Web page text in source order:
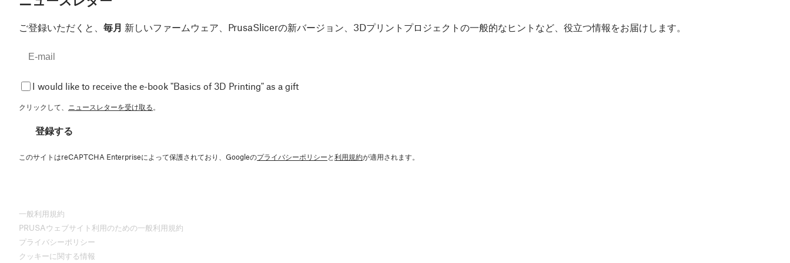
ご登録いただくと、 毎月 新しいファームウェア、PrusaSlicerの新バージョン、3Dプリントプロジェクトの一般的なヒントなど、役立つ情報をお届けします。
I would like to receive the e-book "Basics of 3D Printing" as a gift
クリックして、 ニュースレターを受け取る。
登録する
このサイトはreCAPTCHA Enterpriseによって保護されており、Googleのプライバシーポリシーと利用規約が適用されます。
一般利用規約
PRUSAウェブサイト利用のための一般利用規約
プライバシーポリシー
クッキーに関する情報